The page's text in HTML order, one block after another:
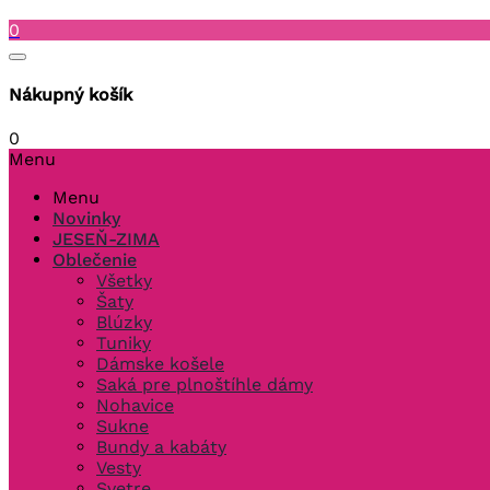
0
Nákupný košík
0
Menu
Menu
Novinky
JESEŇ-ZIMA
Oblečenie
Všetky
Šaty
Blúzky
Tuniky
Dámske košele
Saká pre plnoštíhle dámy
Nohavice
Sukne
Bundy a kabáty
Vesty